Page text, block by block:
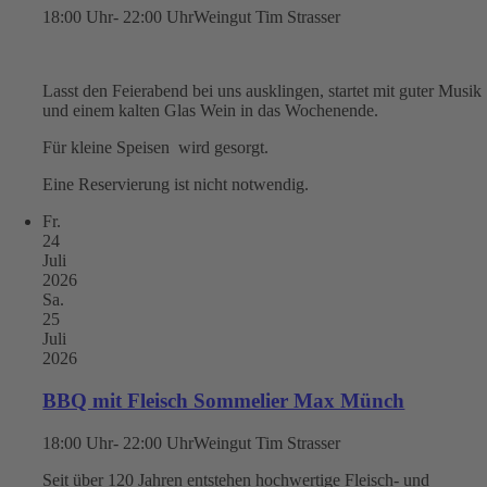
18:00 Uhr- 22:00 UhrWeingut Tim Strasser
Lasst den Feierabend bei uns ausklingen, startet mit guter Musik
und einem kalten Glas Wein in das Wochenende.
Für kleine Speisen wird gesorgt.
Eine Reservierung ist nicht notwendig.
Fr.
24
Juli
2026
Sa.
25
Juli
2026
BBQ mit Fleisch Sommelier Max Münch
18:00 Uhr- 22:00 UhrWeingut Tim Strasser
Seit über 120 Jahren entstehen hochwertige Fleisch- und